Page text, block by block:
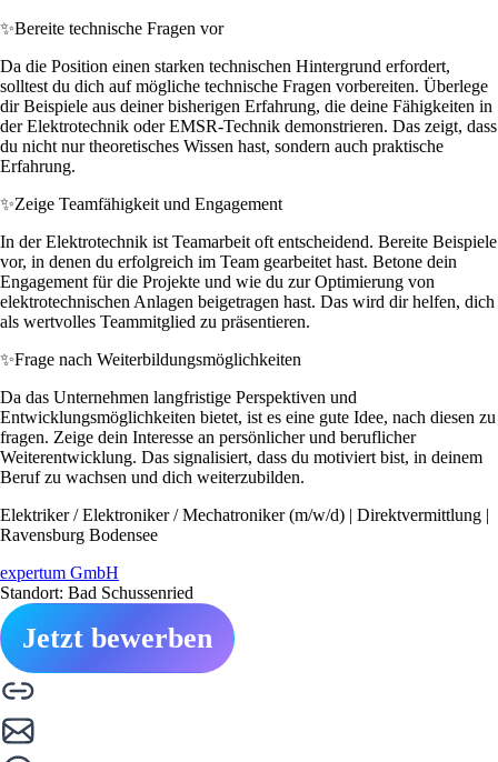
✨Bereite technische Fragen vor
Da die Position einen starken technischen Hintergrund erfordert,
solltest du dich auf mögliche technische Fragen vorbereiten. Überlege
dir Beispiele aus deiner bisherigen Erfahrung, die deine Fähigkeiten in
der Elektrotechnik oder EMSR-Technik demonstrieren. Das zeigt, dass
du nicht nur theoretisches Wissen hast, sondern auch praktische
Erfahrung.
✨Zeige Teamfähigkeit und Engagement
In der Elektrotechnik ist Teamarbeit oft entscheidend. Bereite Beispiele
vor, in denen du erfolgreich im Team gearbeitet hast. Betone dein
Engagement für die Projekte und wie du zur Optimierung von
elektrotechnischen Anlagen beigetragen hast. Das wird dir helfen, dich
als wertvolles Teammitglied zu präsentieren.
✨Frage nach Weiterbildungsmöglichkeiten
Da das Unternehmen langfristige Perspektiven und
Entwicklungsmöglichkeiten bietet, ist es eine gute Idee, nach diesen zu
fragen. Zeige dein Interesse an persönlicher und beruflicher
Weiterentwicklung. Das signalisiert, dass du motiviert bist, in deinem
Beruf zu wachsen und dich weiterzubilden.
Elektriker / Elektroniker / Mechatroniker (m/w/d) | Direktvermittlung |
Ravensburg Bodensee
expertum GmbH
Standort: Bad Schussenried
Jetzt bewerben